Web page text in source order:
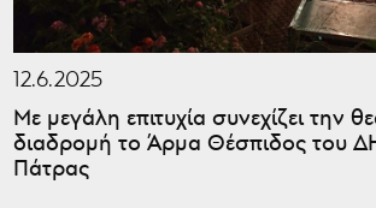
12.6.2025
Με μεγάλη επιτυχία συνεχίζει την
διαδρομή το Άρμα Θέσπιδος του
Πάτρας